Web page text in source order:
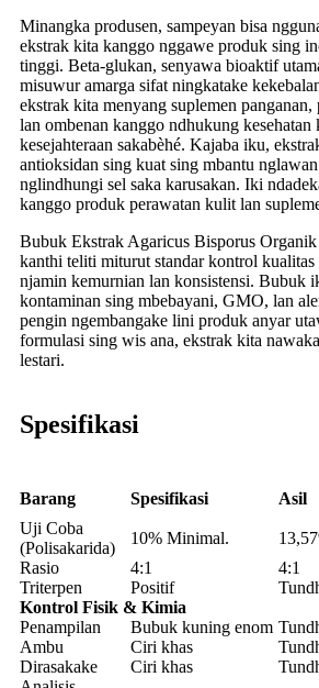
Minangka produsen, sampeyan bisa
ekstrak kita kanggo nggawe produk sing
tinggi. Beta-glukan, senyawa bioaktif
misuwur amarga sifat ningkatake
ekstrak kita menyang suplemen panganan,
lan ombenan kanggo ndhukung kesehatan
kesejahteraan sakabèhé. Kajaba iku,
antioksidan sing kuat sing mbantu
nglindhungi sel saka karusakan. Iki
kanggo produk perawatan kulit lan
Bubuk Ekstrak Agaricus Bisporus
kanthi teliti miturut standar kontrol kualitas
njamin kemurnian lan konsistensi. Bubuk
kontaminan sing mbebayani, GMO, lan
pengin ngembangake lini produk anyar
formulasi sing wis ana, ekstrak kita
lestari.
Spesifikasi
Barang Spesifikasi Asil
Uji Coba
(Polisakarida)
10% Minimal.
Rasio
4:1
4:1
Triterpen
Positif
Kontrol Fisik & Kimia
Penampilan
Bubuk kuning enom
Ambu
Ciri khas
Dirasakake
Ciri khas